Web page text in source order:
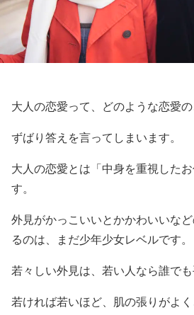
大人の恋愛って、どのような恋愛の
ずばり答えを言ってしまいます。
大人の恋愛とは「中身を重視した
す。
外見がかっこいいとかかわいいな
るのは、まだ少年少女レベルです。
若々しい外見は、若い人なら誰でも
若ければ若いほど、肌の張りがよ